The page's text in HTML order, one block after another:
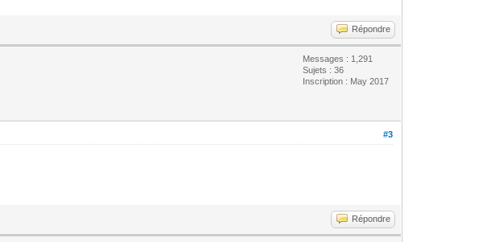
Répondre
Messages : 1,291
Sujets : 36
Inscription : May 2017
#3
Répondre